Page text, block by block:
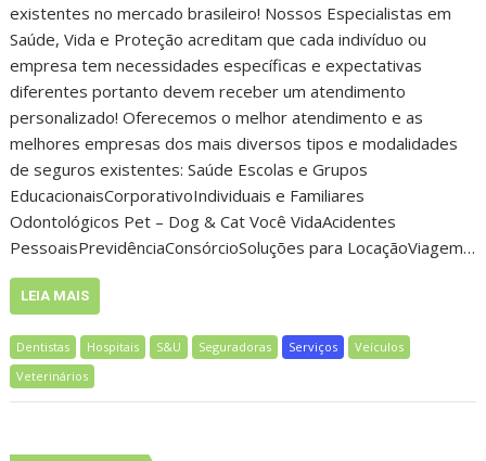
existentes no mercado brasileiro! Nossos Especialistas em
Saúde, Vida e Proteção acreditam que cada indivíduo ou
empresa tem necessidades específicas e expectativas
diferentes portanto devem receber um atendimento
personalizado! Oferecemos o melhor atendimento e as
melhores empresas dos mais diversos tipos e modalidades
de seguros existentes: Saúde Escolas e Grupos
EducacionaisCorporativoIndividuais e Familiares
Odontológicos Pet – Dog & Cat Você VidaAcidentes
PessoaisPrevidênciaConsórcioSoluções para LocaçãoViagem…
LEIA MAIS
Dentistas Hospitais S&U Seguradoras Serviços
Veículos
Veterinários